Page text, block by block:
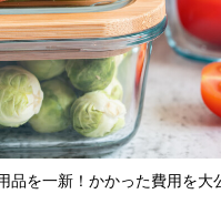
品を一新！かかった費用を大